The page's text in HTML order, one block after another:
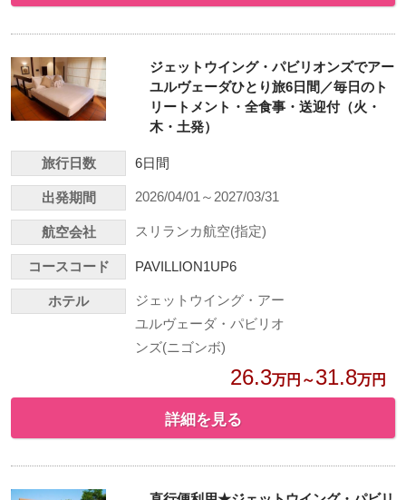
ジェットウイング・パビリオンズでアー
ユルヴェーダひとり旅6日間／毎日のト
リートメント・全食事・送迎付（火・
木・土発）
旅行日数 6日間
出発期間 2026/04/01～2027/03/31
航空会社 スリランカ航空(指定)
コースコード PAVILLION1UP6
ホテル
ジェットウイング・アー
ユルヴェーダ・パビリオ
ンズ(ニゴンボ)
26.3万円～31.8万円
詳細を見る